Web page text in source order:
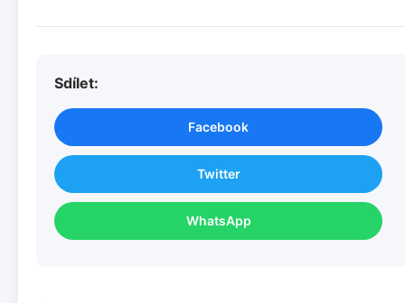
Sdílet:
Facebook
Twitter
WhatsApp